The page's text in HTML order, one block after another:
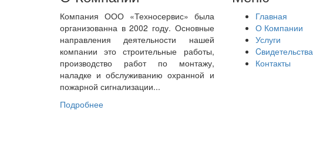
Компания ООО «Техносервис» была
организованна в 2002 году. Основные
направления деятельности нашей
компании это строительные работы,
производство работ по монтажу,
наладке и обслуживанию охранной и
пожарной сигнализации...
Подробнее
Главная
О Компании
Услуги
Cвидетельства
Контакты